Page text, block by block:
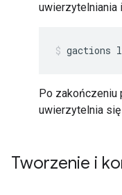
uwierzytelniania
gactions
Po zakończeniu
uwierzytelnia
Tworzenie i